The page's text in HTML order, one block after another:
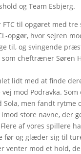
og Team Esbjerg.
FTC til opgøret med tre
opgør, hvor sejren
til, og svingende
som cheftræner Søren
lidt med at finde
mod Podravka.
Sola, men fandt rytme
store navne, der
af vores spillere
før og glæder sig til
venter mod et hold,